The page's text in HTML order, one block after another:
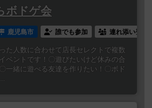
ボドゲ会
鹿児島市 誰でも参加 連れ添い登録
た人数に合わせて店長セレクトで複数
ベントです！〇遊びたいけど休みの合
一緒に遊べる友達を作りたい！〇ボド